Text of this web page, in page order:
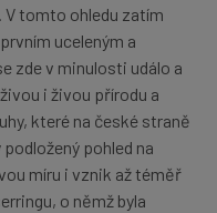
tomto ohledu zatím
uceleným a
zde v minulosti událo a
i živou přírodu a
které na české straně
pohled na
míru i vznik až téměř
o němž byla